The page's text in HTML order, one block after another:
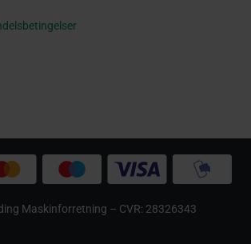
e
Maskinforretning – CVR: 28326343